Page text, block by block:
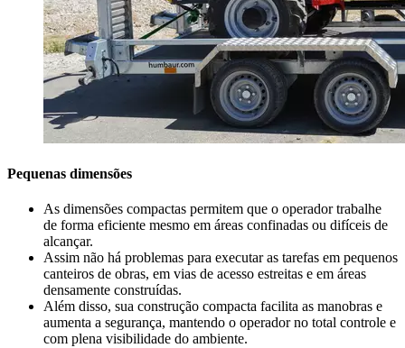
Pequenas dimensões
As dimensões compactas permitem que o operador trabalhe
de forma eficiente mesmo em áreas confinadas ou difíceis de
alcançar.
Assim não há problemas para executar as tarefas em pequenos
canteiros de obras, em vias de acesso estreitas e em áreas
densamente construídas.
Além disso, sua construção compacta facilita as manobras e
aumenta a segurança, mantendo o operador no total controle e
com plena visibilidade do ambiente.